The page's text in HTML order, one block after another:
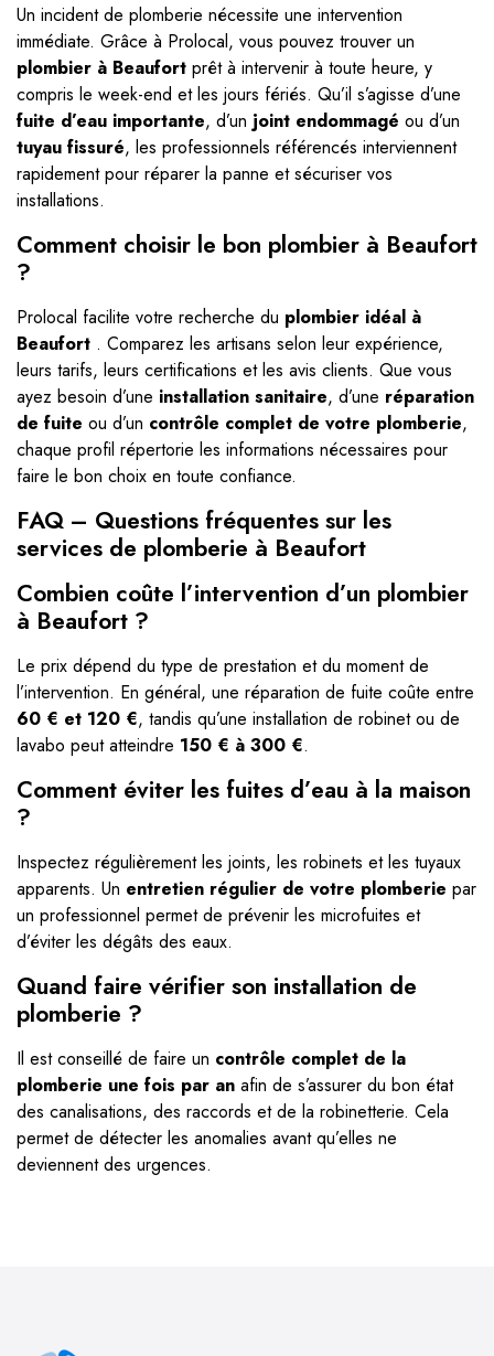
Un incident de plomberie nécessite une intervention
immédiate. Grâce à Prolocal, vous pouvez trouver un
plombier à Beaufort prêt à intervenir à toute heure, y
compris le week-end et les jours fériés. Qu’il s’agisse d’une
fuite d’eau importante, d’un joint endommagé ou d’un
tuyau fissuré, les professionnels référencés interviennent
rapidement pour réparer la panne et sécuriser vos
installations.
Comment choisir le bon plombier à Beaufort
?
Prolocal facilite votre recherche du plombier idéal à
Beaufort . Comparez les artisans selon leur expérience,
leurs tarifs, leurs certifications et les avis clients. Que vous
ayez besoin d’une installation sanitaire, d’une réparation
de fuite ou d’un contrôle complet de votre plomberie,
chaque profil répertorie les informations nécessaires pour
faire le bon choix en toute confiance.
FAQ – Questions fréquentes sur les
services de plomberie à Beaufort
Combien coûte l’intervention d’un plombier
à Beaufort ?
Le prix dépend du type de prestation et du moment de
l’intervention. En général, une réparation de fuite coûte entre
60 € et 120 €, tandis qu’une installation de robinet ou de
lavabo peut atteindre 150 € à 300 €.
Comment éviter les fuites d’eau à la maison
?
Inspectez régulièrement les joints, les robinets et les tuyaux
apparents. Un entretien régulier de votre plomberie par
un professionnel permet de prévenir les microfuites et
d’éviter les dégâts des eaux.
Quand faire vérifier son installation de
plomberie ?
Il est conseillé de faire un contrôle complet de la
plomberie une fois par an afin de s’assurer du bon état
des canalisations, des raccords et de la robinetterie. Cela
permet de détecter les anomalies avant qu’elles ne
deviennent des urgences.